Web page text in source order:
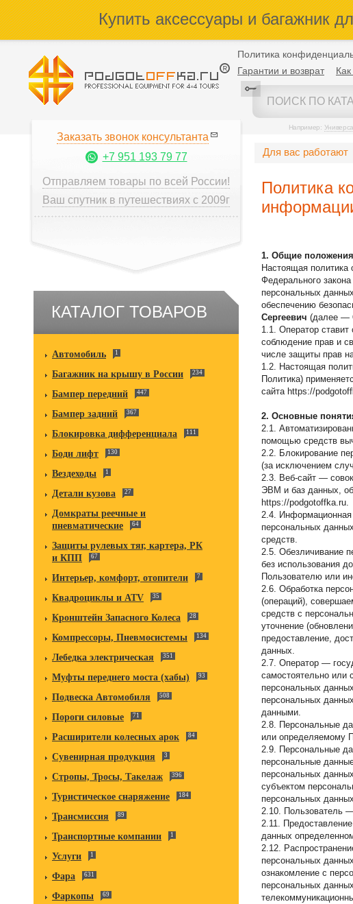
Купить аксессуары и багажник
Политика
Гарантии и возврат
Как
Например:
Заказать звонок консультанта
+7 951 193 79 77
Отправляем товары по всей России!
Ваш спутник в путешествиях с 2009г
КАТАЛОГ ТОВАРОВ
Автомобиль 1
Багажник на крышу в России 234
Бампер передний 447
Бампер задний 367
Блокировка дифференциала 111
Боди лифт 130
Вездеходы 1
Детали кузова 27
Домкраты реечные и
пневматические
64
Защиты рулевых тяг, картера, РК
и КПП
67
Интерьер, комфорт, отопители 7
Квадроциклы и ATV 35
Кронштейн Запасного Колеса 28
Компрессоры, Пневмосистемы 134
Лебедка электрическая 351
Муфты переднего моста (хабы) 93
Подвеска Автомобиля 508
Пороги силовые 71
Расширители колесных арок 84
Сувенирная продукция 3
Стропы, Тросы, Такелаж 396
Туристическое снаряжение 184
Трансмиссия 89
Транспортные компании 1
Услуги 1
Фара 631
Фаркопы 69
Для вас работают
Политика
1. Общие положения
Настоящая политика
Федерального
персональных
обеспечению
Сергеевич (далее —
1.1. Оператор
соблюдение прав и
числе защиты прав
1.2. Настоящая
Политика)
сайта https://
2. Основные
2.1.
помощью средств
2.2. Блокирование
(за исключением
2.3. Веб-сайт —
ЭВМ и баз данных,
https://podgotoffka.ru.
2.4.
персональных
средств.
2.5. Обезличивание
без использования
Пользователю или
2.6. Обработка
(операций),
средств с
уточнение
предоставление,
данных.
2.7. Оператор —
самостоятельно или
персональных
персональных
данными.
2.8. Персональные
или определяемому
2.9. Персональные
персональные
персональных
субъектом
персональных
2.10. Пользователь
2.11.
данных
2.12.
персональных
ознакомление с
персональных